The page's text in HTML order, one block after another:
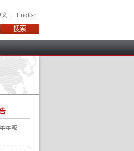
文 English
年報